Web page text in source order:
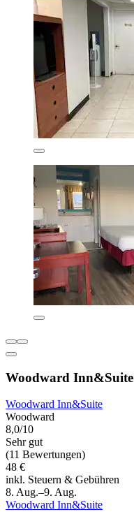
Woodward Inn&Suite
Woodward Inn&Suite
Woodward
8,0/10
Sehr gut
(11 Bewertungen)
48 €
inkl. Steuern & Gebühren
8. Aug.–9. Aug.
Woodward Inn&Suite